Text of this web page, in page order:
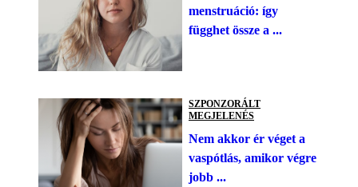
menstruáció: így
függhet össze a ...
SZPONZORÁLT
MEGJELENÉS
Nem akkor ér véget a
vaspótlás, amikor végre
jobb ...